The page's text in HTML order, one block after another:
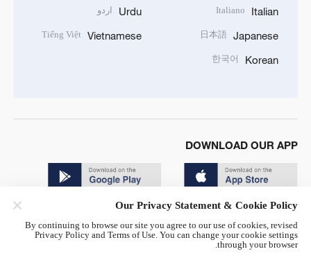
Italian
Italiano
Japanese
日本語
Korean
한국어
Urdu اردو
Vietnamese
Tiếng Việt
DOWNLOAD OUR APP
© China Radio International.CRI. All Rights Reserved. 16A
Our Privacy Statement & Cookie Policy
By continuing to browse our site you agree to our use of cookies, revised
Privacy Policy and Terms of Use. You can change your cookie settings
through your browser.